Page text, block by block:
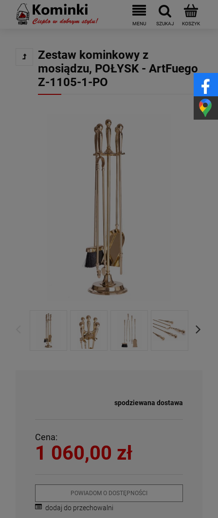
Zestaw kominkowy z
mosiądzu, POŁYSK - ArtFuego
Z-1105-1-PO
spodziewana dostawa
Cena:
1 060,00 zł
POWIADOM O DOSTĘPNOŚCI
dodaj do przechowalni